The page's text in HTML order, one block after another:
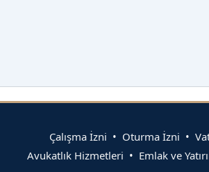
Çalışma İzni • Oturma İzni •
Avukatlık Hizmetleri • Emlak ve